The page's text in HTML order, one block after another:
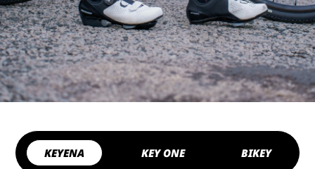
KEYENA KEY ONE BIKEY